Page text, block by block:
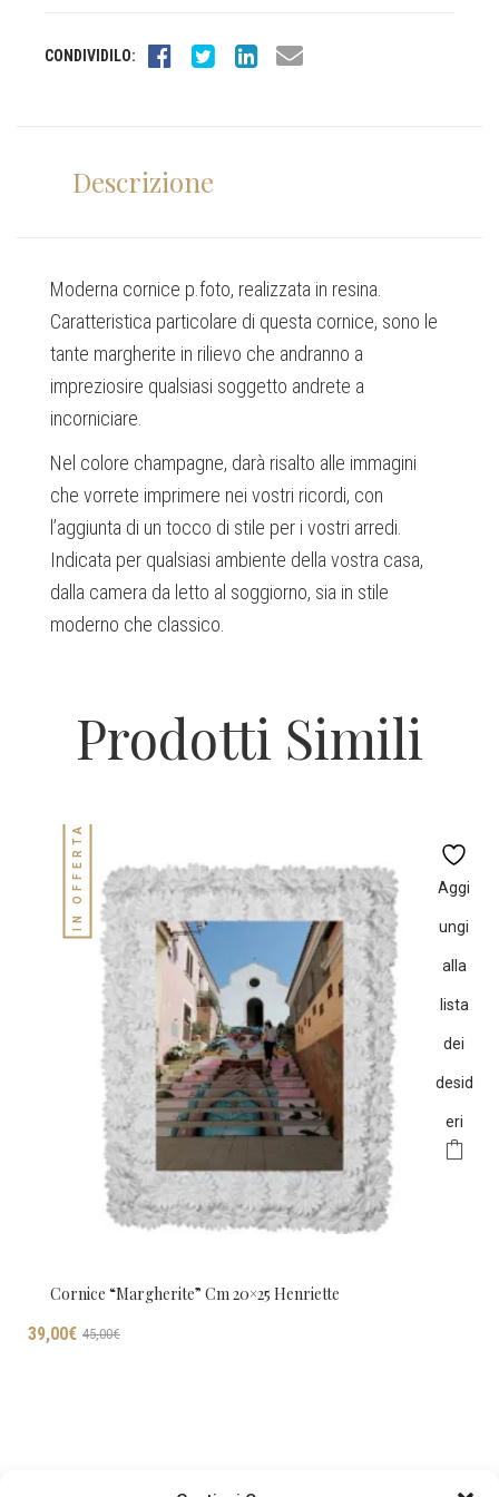
CONDIVIDILO:
Descrizione
Moderna cornice p.foto, realizzata in resina.
Caratteristica particolare di questa cornice, sono le
tante margherite in rilievo che andranno a
impreziosire qualsiasi soggetto andrete a
incorniciare.
Nel colore champagne, darà risalto alle immagini
che vorrete imprimere nei vostri ricordi, con
l’aggiunta di un tocco di stile per i vostri arredi.
Indicata per qualsiasi ambiente della vostra casa,
dalla camera da letto al soggiorno, sia in stile
moderno che classico.
Prodotti Simili
IN OFFERTA! Aggi
ungi
alla
lista
dei
desid
eri
Cornice “margherite” Cm 20×25 Henriette
45,00€
Il
39,00€Il